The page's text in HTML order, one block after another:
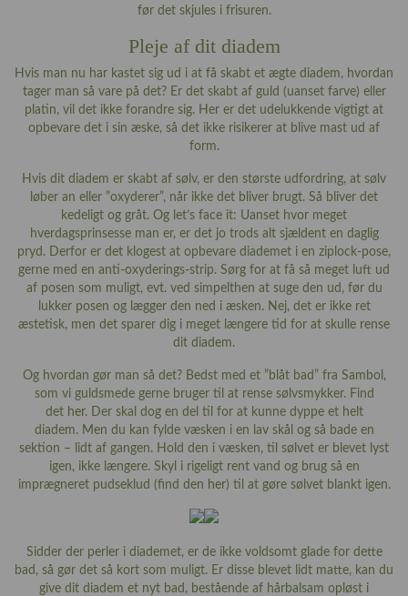
før det skjules i frisuren.
Pleje af dit diadem
Hvis man nu har kastet sig ud i at få skabt et ægte diadem, hvordan
tager man så vare på det? Er det skabt af guld (uanset farve) eller
platin, vil det ikke forandre sig. Her er det udelukkende vigtigt at
opbevare det i sin æske, så det ikke risikerer at blive mast ud af
form.
Hvis dit diadem er skabt af sølv, er den største udfordring, at sølv
løber an eller ”oxyderer”, når ikke det bliver brugt. Så bliver det
kedeligt og gråt. Og let’s face it: Uanset hvor meget
hverdagsprinsesse man er, er det jo trods alt sjældent en daglig
pryd. Derfor er det klogest at opbevare diademet i en ziplock-pose,
gerne med en anti-oxyderings-strip. Sørg for at få så meget luft ud
af posen som muligt, evt. ved simpelthen at suge den ud, før du
lukker posen og lægger den ned i æsken. Nej, det er ikke ret
æstetisk, men det sparer dig i meget længere tid for at skulle rense
dit diadem.
Og hvordan gør man så det? Bedst med et ”blåt bad” fra Sambol,
som vi guldsmede gerne bruger til at rense sølvsmykker. Find
det her. Der skal dog en del til for at kunne dyppe et helt
diadem. Men du kan fylde væsken i en lav skål og så bade en
sektion – lidt af gangen. Hold den i væsken, til sølvet er blevet lyst
igen, ikke længere. Skyl i rigeligt rent vand og brug så en
imprægneret pudseklud (find den her) til at gøre sølvet blankt igen.
Sidder der perler i diademet, er de ikke voldsomt glade for dette
bad, så gør det så kort som muligt. Er disse blevet lidt matte, kan du
give dit diadem et nyt bad, bestående af hårbalsam opløst i